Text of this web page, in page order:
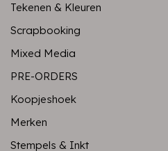
Tekenen & Kleuren
Scrapbooking
Mixed Media
PRE-ORDERS
Koopjeshoek
Merken
Stempels & Inkt